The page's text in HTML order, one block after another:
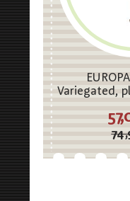
Variegated,